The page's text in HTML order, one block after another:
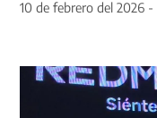
10 de febrero del 2026 -